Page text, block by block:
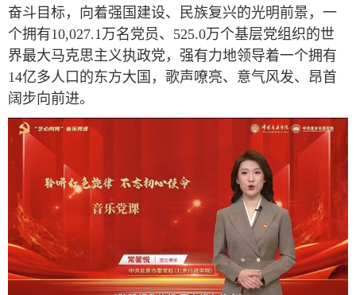
奋斗目标，向着强国建设、民族复兴的光明前景，一
个拥有10,027.1万名党员、525.0万个基层党组织的世
界最大马克思主义执政党，强有力地领导着一个拥有
14亿多人口的东方大国，歌声嘹亮、意气风发、昂首
阔步向前进。